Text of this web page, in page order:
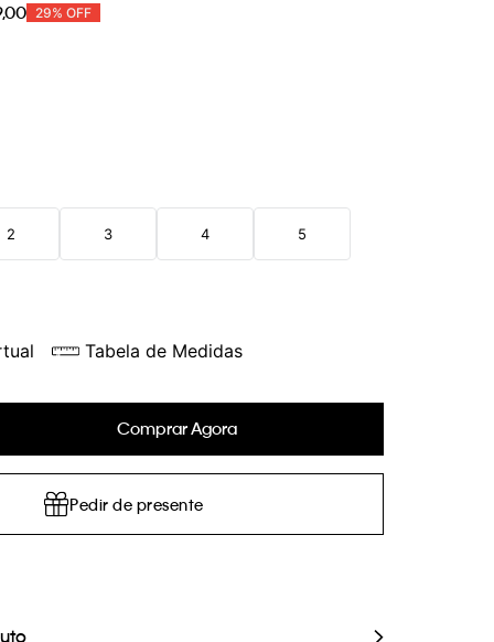
,00 29% OFF
2 3 4 5
Tabela de Medidas
Comprar Agora
Pedir de presente